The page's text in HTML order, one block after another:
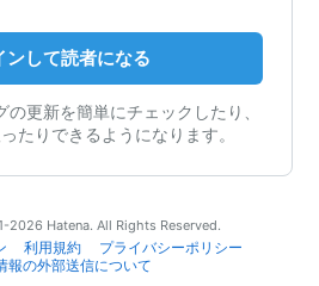
ンして読者になる
更新を簡単にチェックしたり、
たりできるようになります。
2026 Hatena. All Rights Reserved.
利用規約
プライバシーポリシー
報の外部送信について